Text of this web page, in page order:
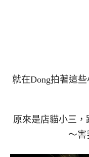
就在Dong拍著這
原來是店貓小三
～害